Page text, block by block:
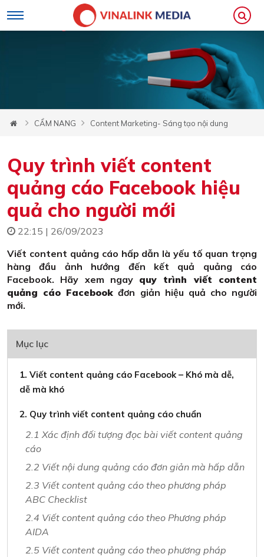
CẨM NANG Content Marketing- Sáng tạo nội dung
Quy trình viết content
quảng cáo Facebook hiệu
quả cho người mới
22:15 | 26/09/2023
Viết content quảng cáo hấp dẫn là yếu tố quan trọng
hàng đầu ảnh hướng đến kết quả quảng cáo
Facebook. Hãy xem ngay quy trình viết content
quảng cáo Facebook đơn giản hiệu quả cho người
mới.
Mục lục
1. Viết content quảng cáo Facebook – Khó mà dễ,
dễ mà khó
2. Quy trình viết content quảng cáo chuẩn
2.1 Xác định đối tượng đọc bài viết content quảng
cáo
2.2 Viết nội dung quảng cáo đơn giản mà hấp dẫn
2.3 Viết content quảng cáo theo phương pháp
ABC Checklist
2.4 Viết content quảng cáo theo Phương pháp
AIDA
2.5 Viết content quảng cáo theo phương pháp